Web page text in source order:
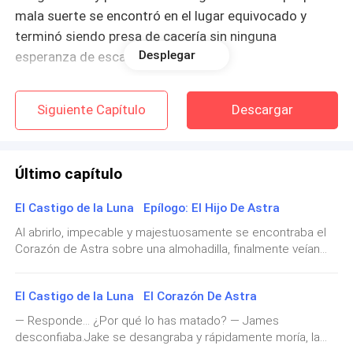
mala suerte se encontró en el lugar equivocado y
terminó siendo presa de cacería sin ninguna
esperanza de escape.
— (¿¡Cuándo terminará, no es suficiente ya!?) ­­­­­— Se
preguntaba James dentro de su desesperación.
responderle. Solo aquella voz que lo juzgaba, pero…
él, quizás. Las imágenes de su vida pasada se
derramaban en cada gota de lágrima que de sus ojos
caía, sin embargo, solo podía seguir adelante y buscar
alguna manera.
No podía mantener la mirada a los lobos que criaba,
Desplegar
Siguiente Capítulo Descargar
Último capítulo
El Castigo de la Luna Epílogo: El Hijo De Astra
Al abrirlo, impecable y majestuosamente se encontraba el
Corazón de Astra sobre una almohadilla, finalmente veían
Adelante, tienes que colocarla sobre el pilar y ver qué pasa.
— Comentaba Mau dando un par de pasos hacia
atrás.James se colocó delante del pilar y colocó
suavemente el Corazón sobre su superficie…Lentamente
El Castigo de la Luna El Corazón De Astra
— Responde… ¿Por qué lo has matado? — James
desconfiaba.Jake se desangraba y rápidamente moría, la